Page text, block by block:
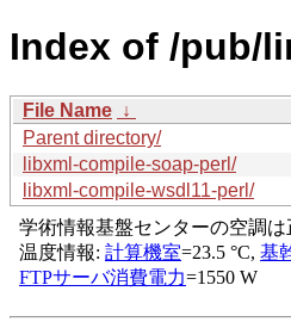
Index of /pub/
File Name ↓
Parent directory/
libxml-compile-soap-perl/
libxml-compile-wsdl11-perl/